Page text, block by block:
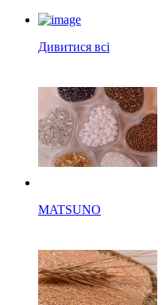
Дивитися всі
MATSUNO